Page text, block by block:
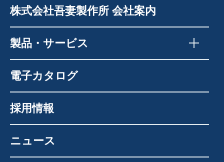
株式会社吾妻製作所 会社案内
製品・サービス
電子カタログ
採用情報
ニュース